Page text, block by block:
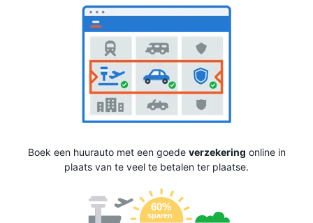
Boek een huurauto met een goede verzekering online in
plaats van te veel te betalen ter plaatse.